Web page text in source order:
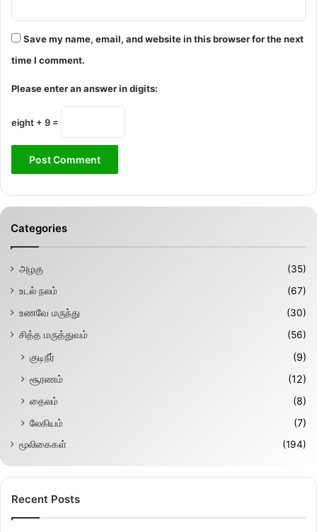
Save my name, email, and website in this browser for the next
time I comment.
Please enter an answer in digits:
eight + 9 =
Categories
அழகு
(35)
உடல் நலம்
(67)
உணவே மருந்து
(30)
சித்த மருத்துவம்
(56)
குடிநீர்
(9)
சூரணம்
(12)
தைலம்
(8)
லேகியம்
(7)
மூலிகைகள் (194)
Recent Posts